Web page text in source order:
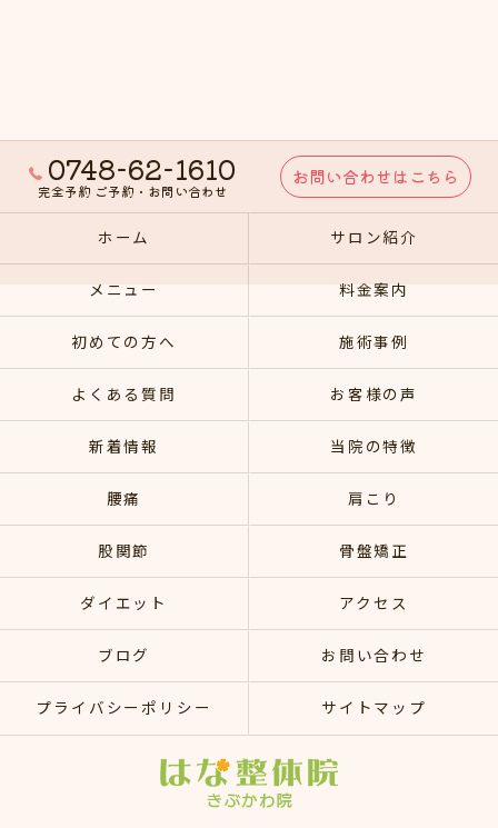
0748-62-1610
完全予約 ご予約・お問い合わせ
お問い合わせはこちら
ホーム サロン紹介
メニュー 料金案内
初めての方へ 施術事例
よくある質問 お客様の声
新着情報 当院の特徴
腰痛 肩こり
股関節 骨盤矯正
ダイエット アクセス
ブログ お問い合わせ
プライバシーポリシー サイトマップ